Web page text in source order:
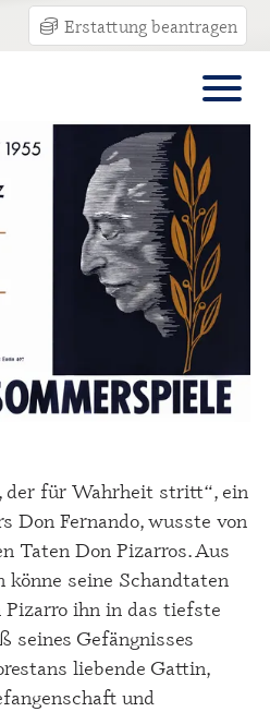
Erstattung beantragen
der für Wahrheit stritt“, ein
Don Fernando, wusste von
Taten Don Pizarros. Aus
könne seine Schandtaten
Pizarro ihn in das tiefste
seines Gefängnisses
liebende Gattin,
und